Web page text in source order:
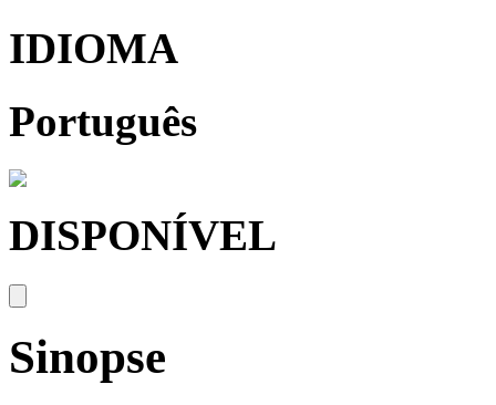
IDIOMA
Português
DISPONÍVEL
Sinopse